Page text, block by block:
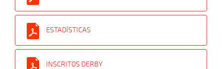
ESTADÍSTICAS
INSCRITOS DERBY